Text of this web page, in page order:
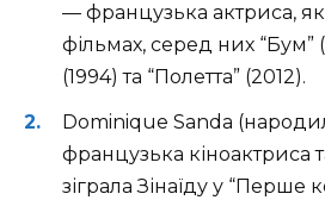
— французька актриса,
фільмах, серед них “Бум”
(1994) та “Полетта” (2012).
Dominique Sanda
французька кіноактриса
зіграла Зінаїду у “Перше